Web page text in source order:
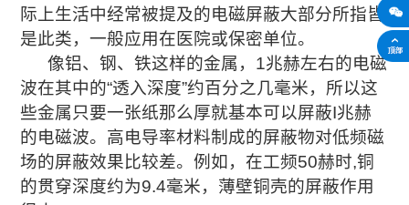
际上生活中经常被提及的电磁屏蔽大部分所指皆
是此类，一般应用在医院或保密单位。
像铝、钢、铁这样的金属，1兆赫左右的电磁
波在其中的“透入深度”约百分之几毫米，所以这
些金属只要一张纸那么厚就基本可以屏蔽I兆赫
的电磁波。高电导率材料制成的屏蔽物对低频磁
场的屏蔽效果比较差。例如，在工频50赫时,铜
的贯穿深度约为9.4毫米，薄壁铜壳的屏蔽作用